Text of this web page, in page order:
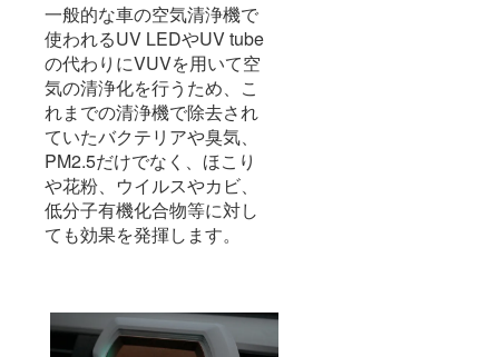
一般的な車の空気清浄機で
使われるUV LEDやUV tube
の代わりにVUVを用いて空
気の清浄化を行うため、こ
れまでの清浄機で除去され
ていたバクテリアや臭気、
PM2.5だけでなく、ほこり
や花粉、ウイルスやカビ、
低分子有機化合物等に対し
ても効果を発揮します。